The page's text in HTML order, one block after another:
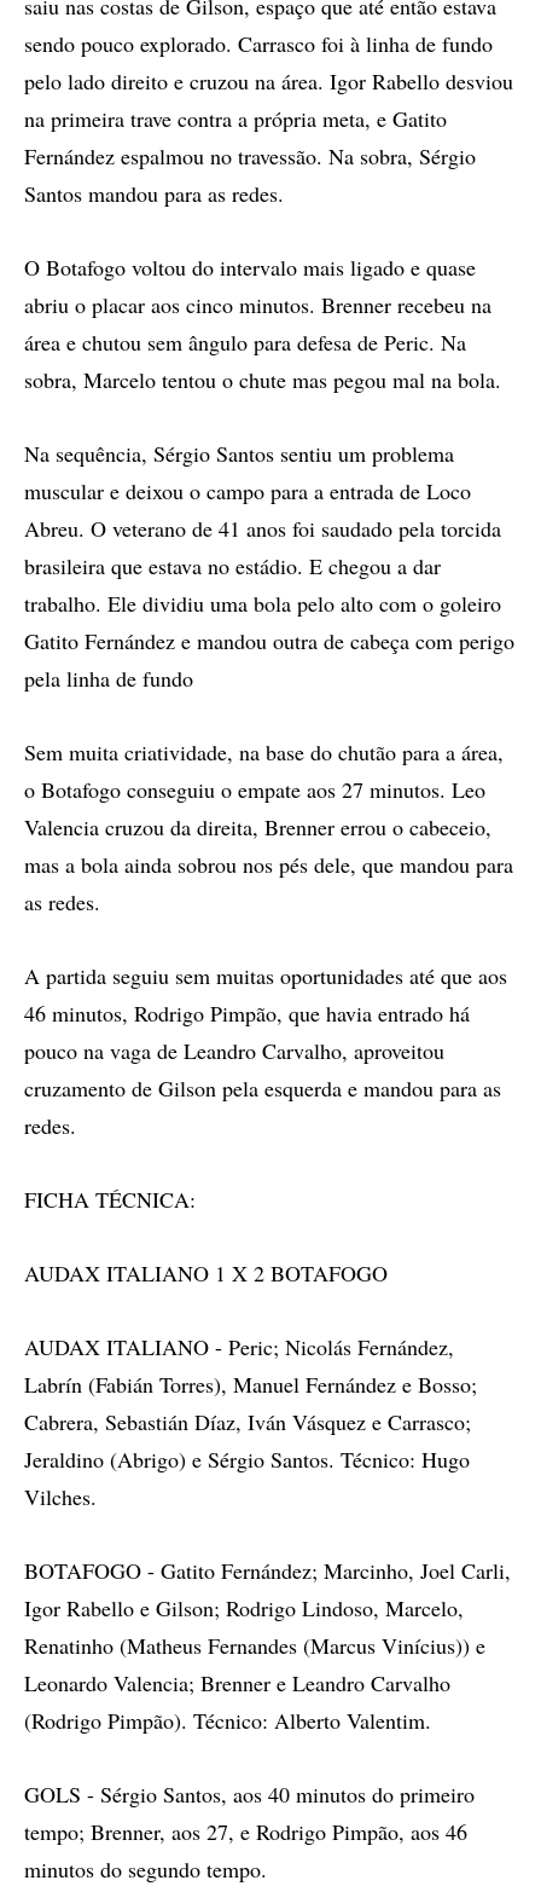
saiu nas costas de Gilson, espaço que até então estava
sendo pouco explorado. Carrasco foi à linha de fundo
pelo lado direito e cruzou na área. Igor Rabello desviou
na primeira trave contra a própria meta, e Gatito
Fernández espalmou no travessão. Na sobra, Sérgio
Santos mandou para as redes.
O Botafogo voltou do intervalo mais ligado e quase
abriu o placar aos cinco minutos. Brenner recebeu na
área e chutou sem ângulo para defesa de Peric. Na
sobra, Marcelo tentou o chute mas pegou mal na bola.
Na sequência, Sérgio Santos sentiu um problema
muscular e deixou o campo para a entrada de Loco
Abreu. O veterano de 41 anos foi saudado pela torcida
brasileira que estava no estádio. E chegou a dar
trabalho. Ele dividiu uma bola pelo alto com o goleiro
Gatito Fernández e mandou outra de cabeça com perigo
pela linha de fundo
Sem muita criatividade, na base do chutão para a área,
o Botafogo conseguiu o empate aos 27 minutos. Leo
Valencia cruzou da direita, Brenner errou o cabeceio,
mas a bola ainda sobrou nos pés dele, que mandou para
as redes.
A partida seguiu sem muitas oportunidades até que aos
46 minutos, Rodrigo Pimpão, que havia entrado há
pouco na vaga de Leandro Carvalho, aproveitou
cruzamento de Gilson pela esquerda e mandou para as
redes.
FICHA TÉCNICA:
AUDAX ITALIANO 1 X 2 BOTAFOGO
AUDAX ITALIANO - Peric; Nicolás Fernández,
Labrín (Fabián Torres), Manuel Fernández e Bosso;
Cabrera, Sebastián Díaz, Iván Vásquez e Carrasco;
Jeraldino (Abrigo) e Sérgio Santos. Técnico: Hugo
Vilches.
BOTAFOGO - Gatito Fernández; Marcinho, Joel Carli,
Igor Rabello e Gilson; Rodrigo Lindoso, Marcelo,
Renatinho (Matheus Fernandes (Marcus Vinícius)) e
Leonardo Valencia; Brenner e Leandro Carvalho
(Rodrigo Pimpão). Técnico: Alberto Valentim.
GOLS - Sérgio Santos, aos 40 minutos do primeiro
tempo; Brenner, aos 27, e Rodrigo Pimpão, aos 46
minutos do segundo tempo.